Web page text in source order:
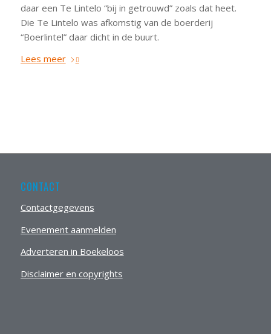
daar een Te Lintelo “bij in getrouwd” zoals dat heet.
Die Te Lintelo was afkomstig van de boerderij
“Boerlintel” daar dicht in de buurt.
Lees meer
CONTACT
Contactgegevens
Evenement aanmelden
Adverteren in Boekeloos
Disclaimer en copyrights